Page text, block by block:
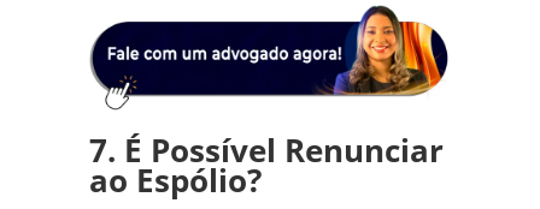
7. É Possível Renunciar
ao Espólio?